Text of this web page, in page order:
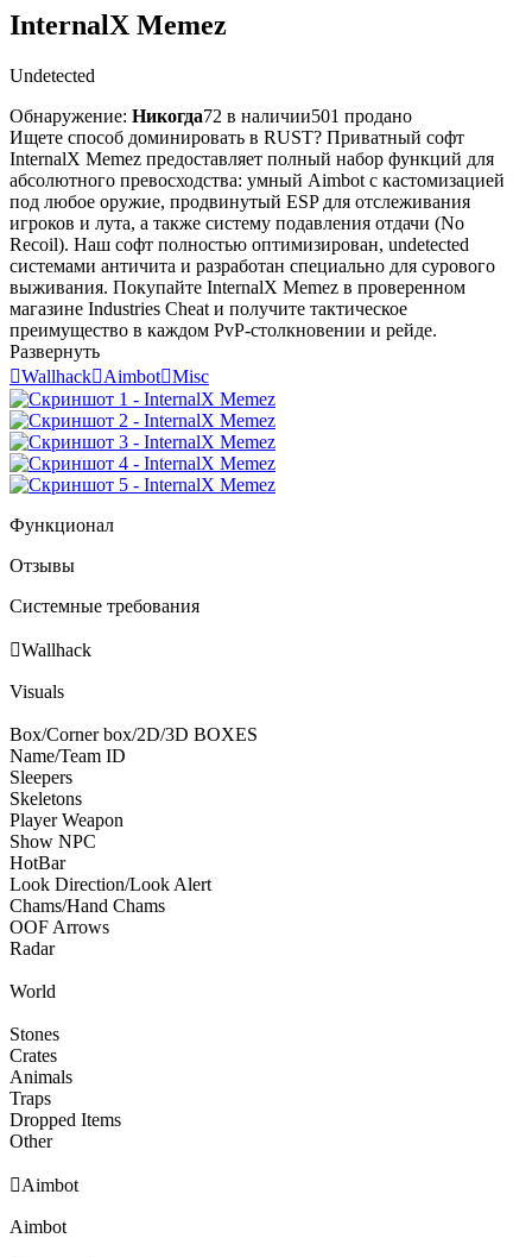
InternalX Memez
Undetected
Обнаружение: Никогда72 в наличии501 продано
Ищете способ доминировать в RUST? Приватный софт
InternalX Memez предоставляет полный набор функций для
абсолютного превосходства: умный Aimbot с кастомизацией
под любое оружие, продвинутый ESP для отслеживания
игроков и лута, а также систему подавления отдачи (No
Recoil). Наш софт полностью оптимизирован, undetected
системами античита и разработан специально для сурового
выживания. Покупайте InternalX Memez в проверенном
магазине Industries Cheat и получите тактическое
преимущество в каждом PvP-столкновении и рейде.
Развернуть
WallhackAimbotMisc
Функционал
Отзывы
Системные требования
Wallhack
Visuals
Box/Corner box/2D/3D BOXES
Name/Team ID
Sleepers
Skeletons
Player Weapon
Show NPC
HotBar
Look Direction/Look Alert
Chams/Hand Chams
OOF Arrows
Radar
World
Stones
Crates
Animals
Traps
Dropped Items
Other
Aimbot
Aimbot